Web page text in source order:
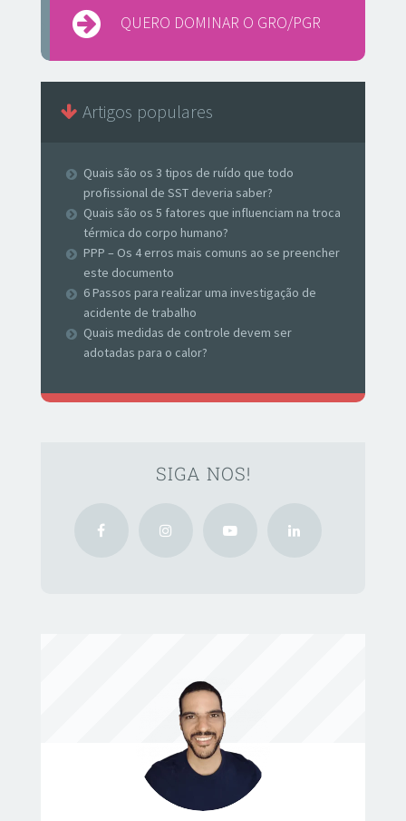
QUERO DOMINAR O GRO/PGR
Artigos populares
Quais são os 3 tipos de ruído que todo
profissional de SST deveria saber?
Quais são os 5 fatores que influenciam na troca
térmica do corpo humano?
PPP – Os 4 erros mais comuns ao se preencher
este documento
6 Passos para realizar uma investigação de
acidente de trabalho
Quais medidas de controle devem ser
adotadas para o calor?
SIGA NOS!